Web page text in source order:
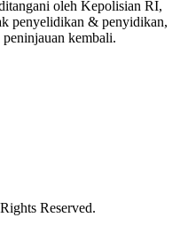
oleh Kepolisian RI,
penyelidikan & penyidikan,
kembali.
Reserved.